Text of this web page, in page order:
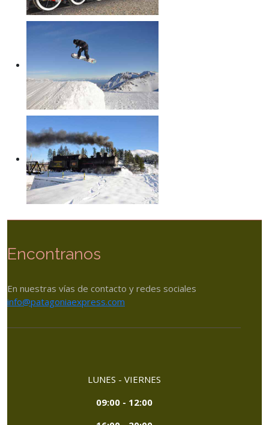
Encontranos
En nuestras vías de contacto y redes sociales
info@patagoniaexpress.com
LUNES - VIERNES
09:00 - 12:00